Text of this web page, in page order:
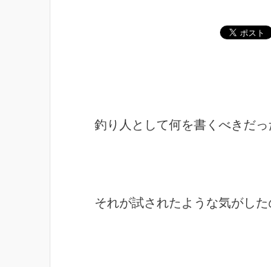
釣り人として何を書くべきだっ
それが試されたような気がした